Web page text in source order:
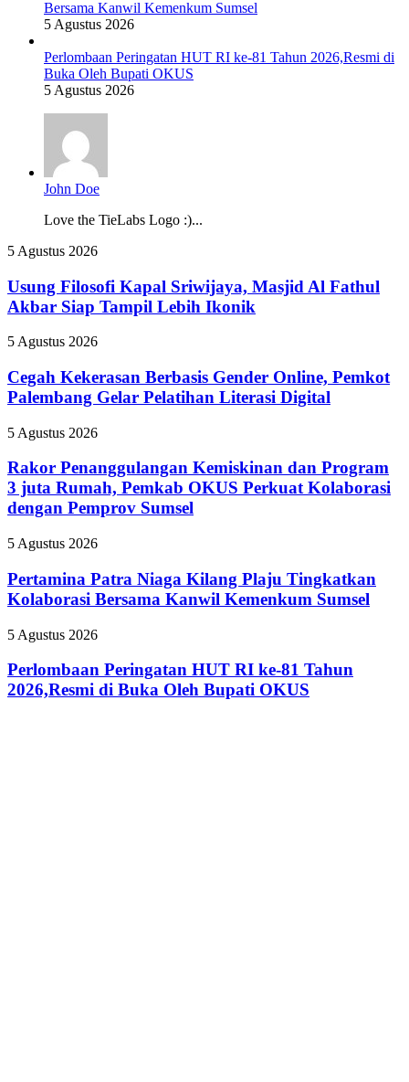
Bersama Kanwil Kemenkum Sumsel
5 Agustus 2026
Perlombaan Peringatan HUT RI ke-81 Tahun 2026,Resmi di
Buka Oleh Bupati OKUS
5 Agustus 2026
John Doe
Love the TieLabs Logo :)...
Usung
Kapal
Sriwijaya,
Masjid
Fathul
Siap
Tampil
Ikonik
5 Agustus 2026
Usung Filosofi Kapal Sriwijaya, Masjid Al Fathul
Akbar Siap Tampil Lebih Ikonik
Cegah
Berbasis
Gender
Online,
Palembang
Pelatihan
Literasi
Digital
5 Agustus 2026
Cegah Kekerasan Berbasis Gender Online, Pemkot
Palembang Gelar Pelatihan Literasi Digital
Rakor
Kemiskinan
dan
Program
3
Rumah,
OKUS
Perkuat
dengan
Pemprov
Sumsel
5 Agustus 2026
Rakor Penanggulangan Kemiskinan dan Program
3 juta Rumah, Pemkab OKUS Perkuat Kolaborasi
dengan Pemprov Sumsel
Pertamina
Niaga
Kilang
Plaju
Kolaborasi
Kanwil
Kemenkum
5 Agustus 2026
Pertamina Patra Niaga Kilang Plaju Tingkatkan
Kolaborasi Bersama Kanwil Kemenkum Sumsel
Perlombaan
HUT
RI
ke-
5 Agustus 2026
Perlombaan Peringatan HUT RI ke-81 Tahun
2026,Resmi di Buka Oleh Bupati OKUS